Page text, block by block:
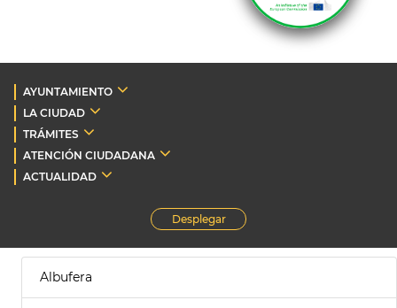
AYUNTAMIENTO
LA CIUDAD
TRÁMITES
ATENCIÓN CIUDADANA
ACTUALIDAD
Desplegar
Albufera